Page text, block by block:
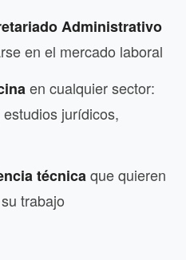
Administrativo
en el mercado laboral
en cualquier sector:
jurídicos,
técnicaque quieren
trabajo